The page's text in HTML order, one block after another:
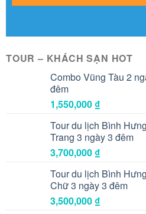
TOUR – KHÁCH SẠN HOT
Combo Vũng Tàu 2
đêm
1,550,000 ₫
Tour du lịch Bình
Trang 3 ngày 3 đêm
3,700,000 ₫
Tour du lịch Bình
Chữ 3 ngày 3 đêm
3,500,000 ₫